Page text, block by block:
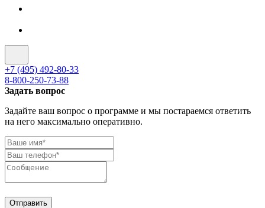
+7 (495) 492-80-33
8-800-250-73-88
Задать вопрос
Задайте ваш вопрос о программе и мы постараемся ответить
на него максимально оперативно.
Отправить